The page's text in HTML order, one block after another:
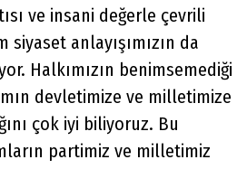
ve insani değerle çevrili
anlayışımızın da
Halkımızın benimsemediği
devletimize ve milletimize
çok iyi biliyoruz. Bu
partimiz ve milletimiz